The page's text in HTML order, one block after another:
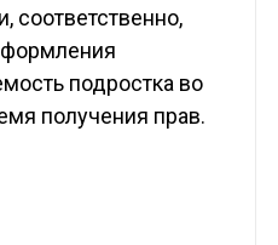
соответственно,
подростка во
получения прав.